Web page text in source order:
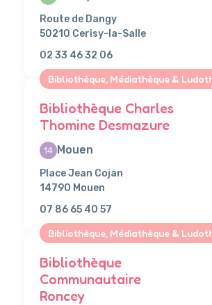
Route de Dangy
50210 Cerisy-la-Salle
02 33 46 32 06
Bibliothèque, Médiathèque &
Bibliothèque Charles
Thomine Desmazure
14 Mouen
Place Jean Cojan
14790 Mouen
07 86 65 40 57
Bibliothèque, Médiathèque &
Bibliothèque
Communautaire
Roncey